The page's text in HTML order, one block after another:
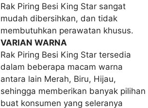
Rak Piring Besi King Star sangat
mudah dibersihkan, dan tidak
membutuhkan perawatan khusus.
VARIAN WARNA
Rak Piring Besi King Star tersedia
dalam beberapa macam warna
antara lain Merah, Biru, Hijau,
sehingga memberikan banyak pilihan
buat konsumen yang seleranya